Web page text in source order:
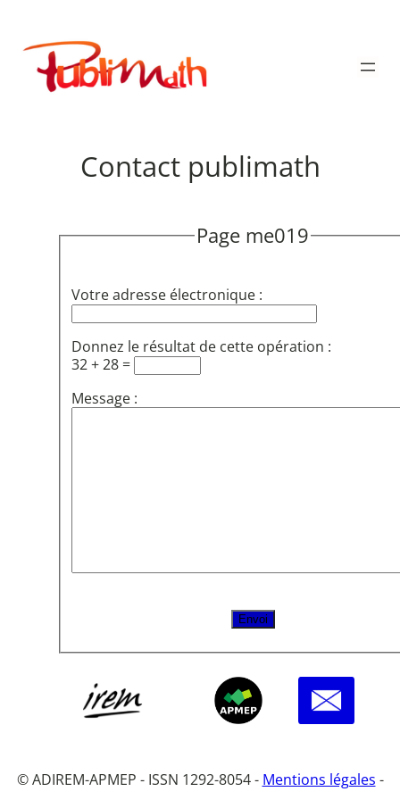
contenu
Publimath
Contact publimath
Page me019
Votre adresse électronique :
Donnez le résultat de cette opération :
32 + 28 =
Message :
© ADIREM-APMEP - ISSN 1292-8054 - Mentions légales -